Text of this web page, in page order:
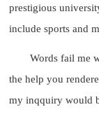
prestigious
include sports and
Words fail me
the help you
my inqquiry would